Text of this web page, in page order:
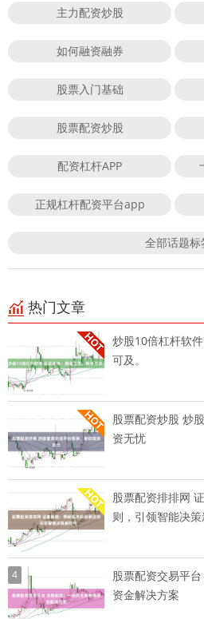
主力配资炒股
如何融资融券
股票入门基础
股票配资炒股
配资杠杆APP
正规杠杆配资平台app
全部话题标
热门文章
炒股10倍杠杆软
可及。
股票配资炒股 炒
资无忧
股票配资排排网
则，引领智能决
4
股票配资交易平
资金解决方案